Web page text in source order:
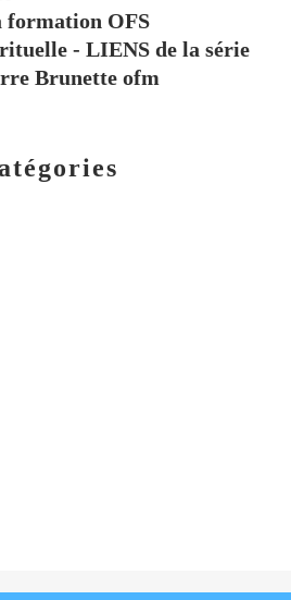
formation OFS
- LIENS de la série
Brunette ofm